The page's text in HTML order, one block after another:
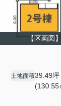
【区画図】
土地面積39.49坪
(130.55